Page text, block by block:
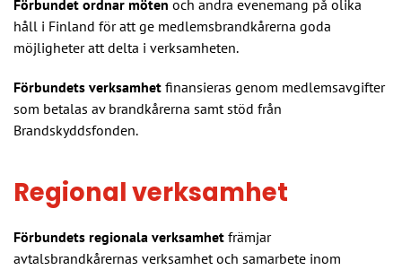
Förbundet ordnar möten och andra evenemang på olika
håll i Finland för att ge medlemsbrandkårerna goda
möjligheter att delta i verksamheten.
Förbundets verksamhet finansieras genom medlemsavgifter
som betalas av brandkårerna samt stöd från
Brandskyddsfonden.
Regional verksamhet
Förbundets regionala verksamhet främjar
avtalsbrandkårernas verksamhet och samarbete inom